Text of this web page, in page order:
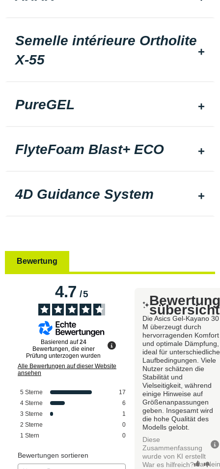
Semelle intérieure Ortholite
X-55
PureGEL
FlyteFoam Blast+ ECO
4D Guidance System
Bewertung
4.7/5
Basierend auf24
Bewertungen, die einer
Prüfung unterzogen wurden
Alle Bewertungen auf dieser Website
ansehen
5 Sterne
17
4 Sterne
6
3 Sterne
1
2 Sterne
0
1 Stern 0
Bewertungen sortieren
sübersicht
Die Asics Gel-Kayano 30
M überzeugt durch
hervorragenden Komfort
und optimale Dämpfung,
ideal für unterschiedliche
Laufbedingungen. Viele
Nutzer schätzen die
Stabilität und
Vielseitigkeit, während
einige Hinweise auf
Größenanpassungen
geben. Insgesamt wird
die hohe Qualität des
Modells gelobt.
Diese
Zusammenfassung
wurde von KI erstellt
War es hilfreich? Ja